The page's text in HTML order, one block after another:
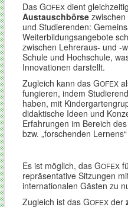
Das GOFEX dient
Austauschbörse
und Studierenden:
Weiterbildungsangebote
zwischen Lehreraus- und -
Schule und Hochschule,
Innovationen darstellt.
Zugleich kann das GOFEX
fungieren, indem
haben, mit
didaktische Ideen und
Erfahrungen im Bereich
bzw. „forschenden
Es ist möglich, das GOFEX
repräsentative Sitzungen
internationalen Gästen zu
Zugleich ist das GOFEX der